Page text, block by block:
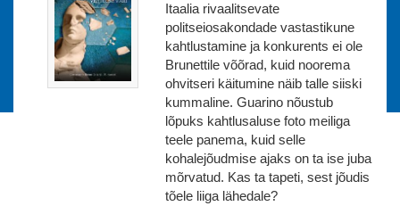
Itaalia rivaalitsevate
politseiosakondade vastastikune
kahtlustamine ja konkurents ei ole
Brunettile võõrad, kuid noorema
ohvitseri käitumine näib talle siiski
kummaline. Guarino nõustub
lõpuks kahtlusaluse foto meiliga
teele panema, kuid selle
kohalejõudmise ajaks on ta ise juba
mõrvatud. Kas ta tapeti, sest jõudis
tõele liiga lähedale?